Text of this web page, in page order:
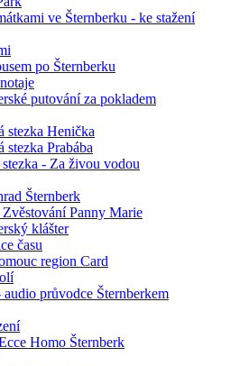
ve Šternberku - ke stažení
po Šternberku
putování za pokladem
stezka Henička
stezka Prabába
stezka - Za živou vodou
Šternberk
Panny Marie
klášter
času
region Card
audio průvodce Šternberkem
Homo Šternberk